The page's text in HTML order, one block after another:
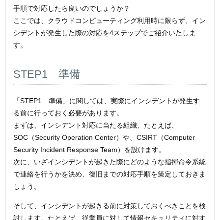
手順で対応したら良いのでしょうか？
ここでは、クラウドコンピューティング利用時に限らず、イン
シデントが発生した際の対応を4ステップでご紹介いたしま
す。
STEP1 準備
「STEP1 準備」に関しては、実際にインシデントが発生す
る前に行っておく必要があります。
まずは、インシデント対応に当たる組織、たとえば、
SOC（Security Operation Center）や、CSIRT（Computer
Security Incident Response Team）を設けます。
次に、いざインシデントが起きた際にどのような指揮命令系統
で連絡を行うかを決め、復旧までの対応手順を策定しておきま
しょう。
そして、インシデントが起きる前に対策しておくべきことを検
討します。たとえば、従業員に対して情報セキュリティに対す